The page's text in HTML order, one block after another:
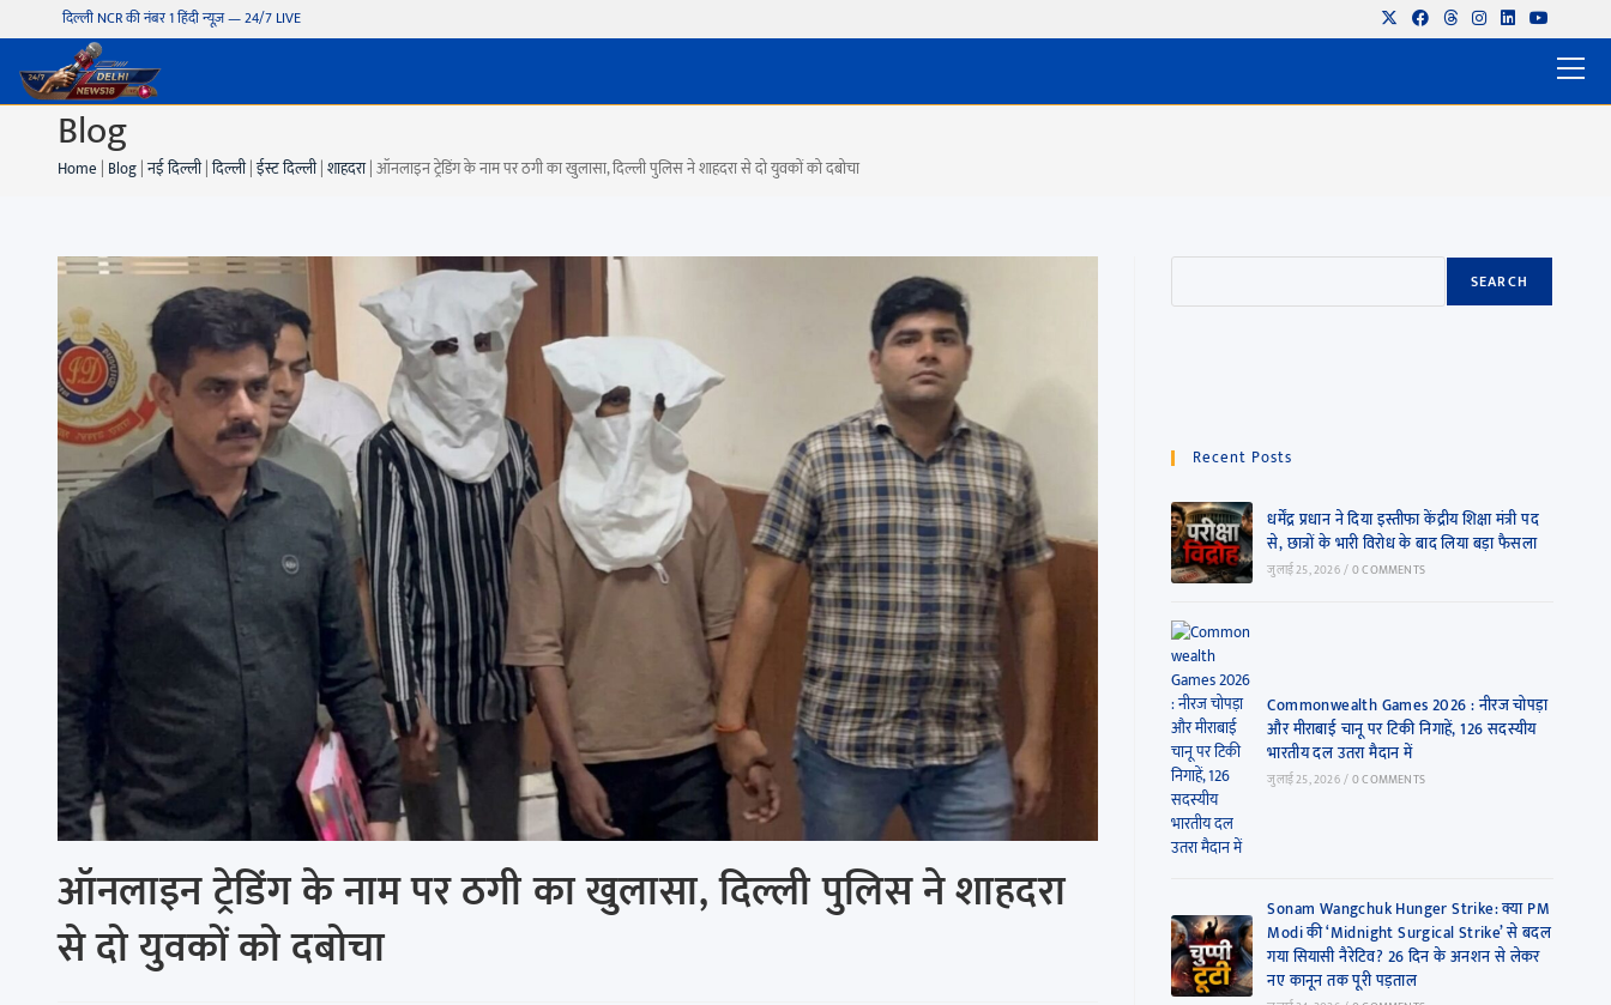
दिल्ली NCR की नंबर 1 हिंदी न्यूज़ — 24/7 LIVE
Blog
Home | Blog|नई दिल्ली|दिल्ली|ईस्ट दिल्ली|शाहदरा|ऑनलाइन ट्रेडिंग के नाम पर ठगी का खुलासा, दिल्ली पुलिस ने शाहदरा से दो युवकों को दबोचा
ऑनलाइन ट्रेडिंग के नाम पर ठगी का खुलासा, दिल्ली पुलिस ने शाहदरा
से दो युवकों को दबोचा
SEARCH
Recent Posts
धर्मेंद्र प्रधान ने दिया इस्तीफा केंद्रीय शिक्षा मंत्री पद
से, छात्रों के भारी विरोध के बाद लिया बड़ा फैसला
जुलाई 25, 2026 /0 COMMENTS
Commonwealth Games 2026 : नीरज चोपड़ा
और मीराबाई चानू पर टिकी निगाहें, 126 सदस्यीय
भारतीय दल उतरा मैदान में
जुलाई 25, 2026 /0 COMMENTS
Sonam Wangchuk Hunger Strike: क्या PM
Modi की ‘Midnight Surgical Strike’ से बदल
गया सियासी नैरेटिव? 26 दिन के अनशन से लेकर
नए कानून तक पूरी पड़ताल